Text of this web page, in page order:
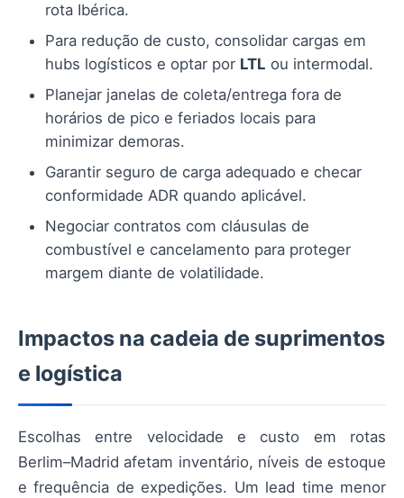
rota Ibérica.
Para redução de custo, consolidar cargas em
hubs logísticos e optar por LTL ou intermodal.
Planejar janelas de coleta/entrega fora de
horários de pico e feriados locais para
minimizar demoras.
Garantir seguro de carga adequado e checar
conformidade ADR quando aplicável.
Negociar contratos com cláusulas de
combustível e cancelamento para proteger
margem diante de volatilidade.
Impactos na cadeia de suprimentos
e logística
Escolhas entre velocidade e custo em rotas
Berlim–Madrid afetam inventário, níveis de estoque
e frequência de expedições. Um lead time menor